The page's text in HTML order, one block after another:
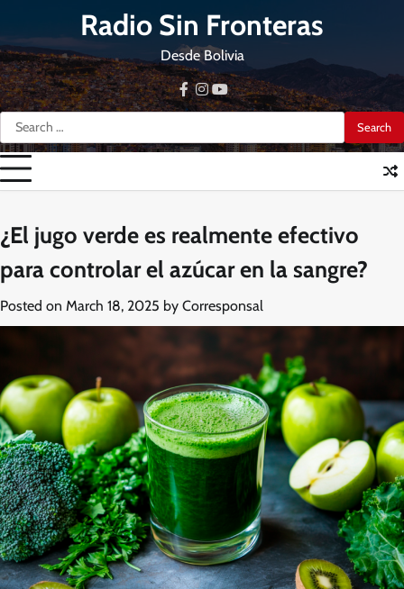
content
Radio Sin Fronteras
Desde Bolivia
Search
for:
facebook
instagram
youtube
¿El jugo verde es realmente efectivo
para controlar el azúcar en la sangre?
Posted on March 18, 2025 by Corresponsal